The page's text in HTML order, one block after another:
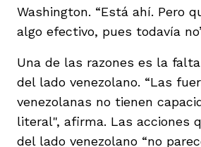
Washington. “Está ahí. Pero
algo efectivo, pues todavía
Una de las razones es la
del lado venezolano. “Las
venezolanas no tienen
literal", afirma. Las acciones
del lado venezolano “no